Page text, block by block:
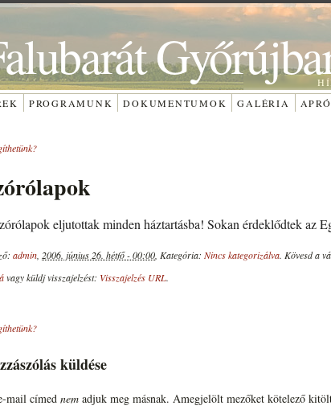
PROGRAMUNK DOKUMENTUMOK GALÉRIA
eljutottak minden háztartásba! Sokan érdeklődtek az
admin 2006. június 26. hétfő - 00:00 , Kategória: Nincs kategorizálva. Kövesd a
vagy küldj visszajelzést: Visszajelzés URL.
küldése
mail címed nem adjuk meg másnak. Amegjelölt mezőket kötelező